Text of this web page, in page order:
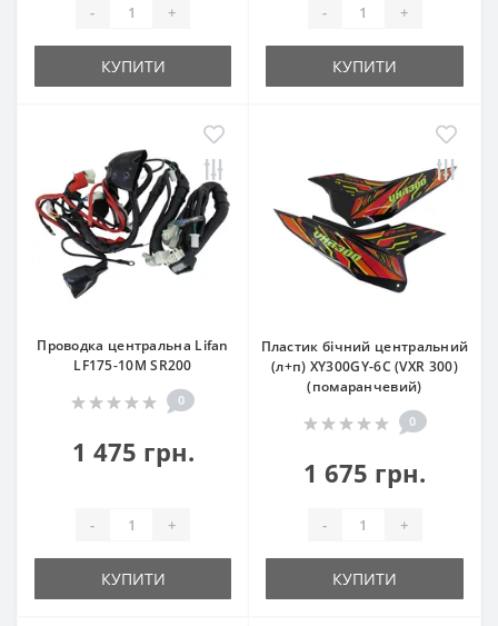
- +
КУПИТИ
- +
КУПИТИ
Проводка центральна Lifan
LF175-10M SR200
0
1 475 грн.
- +
КУПИТИ
Пластик бічний центральний
(л+п) XY300GY-6C (VXR 300)
(помаранчевий)
0
1 675 грн.
- +
КУПИТИ